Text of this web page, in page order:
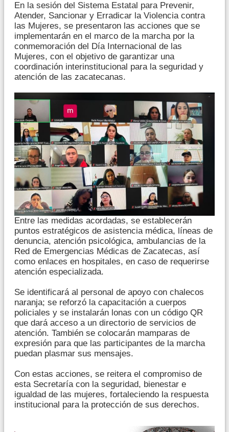
En la sesión del Sistema Estatal para Prevenir,
Atender, Sancionar y Erradicar la Violencia contra
las Mujeres, se presentaron las acciones que se
implementarán en el marco de la marcha por la
conmemoración del Día Internacional de las
Mujeres, con el objetivo de garantizar una
coordinación interinstitucional para la seguridad y
atención de las zacatecanas.
Entre las medidas acordadas, se establecerán
puntos estratégicos de asistencia médica, líneas de
denuncia, atención psicológica, ambulancias de la
Red de Emergencias Médicas de Zacatecas, así
como enlaces en hospitales, en caso de requerirse
atención especializada.
Se identificará al personal de apoyo con chalecos
naranja; se reforzó la capacitación a cuerpos
policiales y se instalarán lonas con un código QR
que dará acceso a un directorio de servicios de
atención. También se colocarán mamparas de
expresión para que las participantes de la marcha
puedan plasmar sus mensajes.
Con estas acciones, se reitera el compromiso de
esta Secretaría con la seguridad, bienestar e
igualdad de las mujeres, fortaleciendo la respuesta
institucional para la protección de sus derechos.